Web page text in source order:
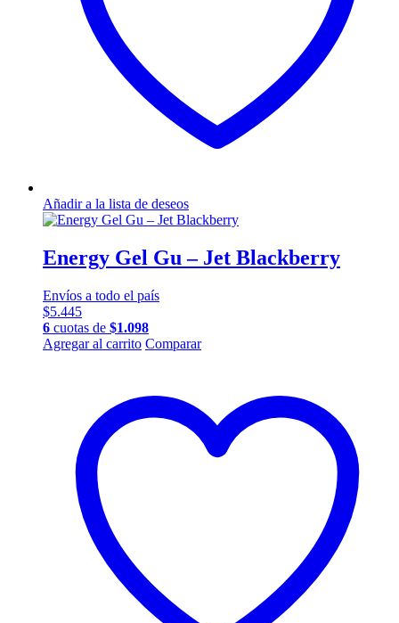
Añadir a la lista de deseos
Energy Gel Gu – Jet Blackberry
Envíos a todo el país
$5.445
6 cuotas de $1.098
Agregar al carrito Comparar